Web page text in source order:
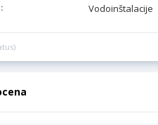
Vodoinštalacije